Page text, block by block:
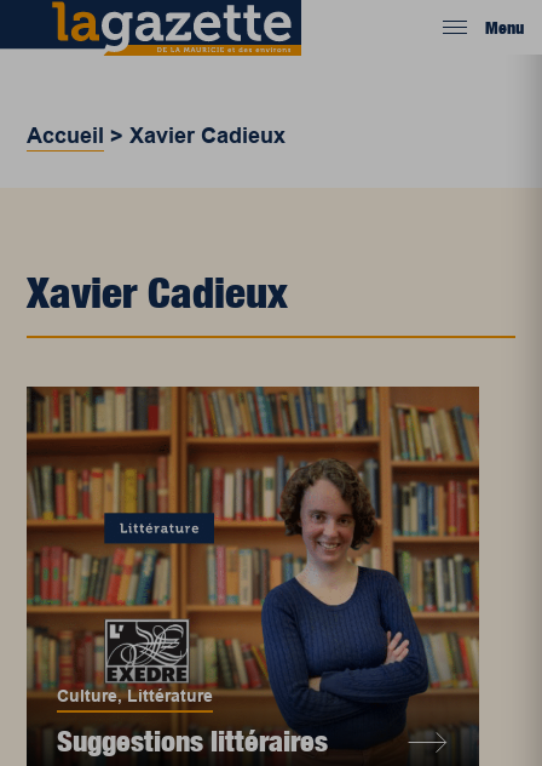
Menu
Accueil >Xavier Cadieux
Xavier Cadieux
Culture,Littérature
Suggestions littéraires